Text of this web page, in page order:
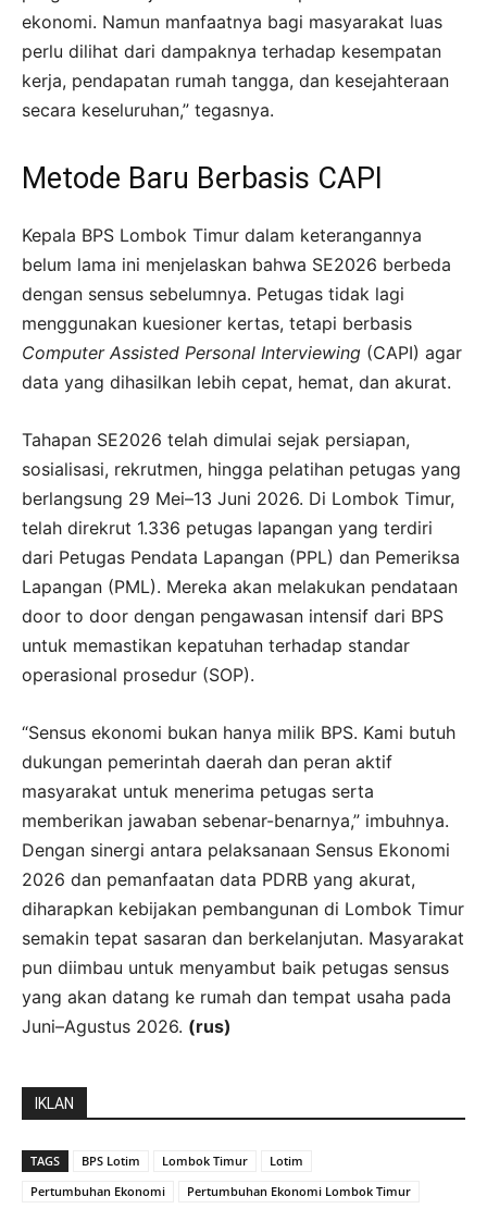
ekonomi. Namun manfaatnya bagi masyarakat luas
perlu dilihat dari dampaknya terhadap kesempatan
kerja, pendapatan rumah tangga, dan kesejahteraan
secara keseluruhan,” tegasnya.
Metode Baru Berbasis CAPI
Kepala BPS Lombok Timur dalam keterangannya
belum lama ini menjelaskan bahwa SE2026 berbeda
dengan sensus sebelumnya. Petugas tidak lagi
menggunakan kuesioner kertas, tetapi berbasis
Computer Assisted Personal Interviewing (CAPI) agar
data yang dihasilkan lebih cepat, hemat, dan akurat.
Tahapan SE2026 telah dimulai sejak persiapan,
sosialisasi, rekrutmen, hingga pelatihan petugas yang
berlangsung 29 Mei–13 Juni 2026. Di Lombok Timur,
telah direkrut 1.336 petugas lapangan yang terdiri
dari Petugas Pendata Lapangan (PPL) dan Pemeriksa
Lapangan (PML). Mereka akan melakukan pendataan
door to door dengan pengawasan intensif dari BPS
untuk memastikan kepatuhan terhadap standar
operasional prosedur (SOP).
“Sensus ekonomi bukan hanya milik BPS. Kami butuh
dukungan pemerintah daerah dan peran aktif
masyarakat untuk menerima petugas serta
memberikan jawaban sebenar-benarnya,” imbuhnya.
Dengan sinergi antara pelaksanaan Sensus Ekonomi
2026 dan pemanfaatan data PDRB yang akurat,
diharapkan kebijakan pembangunan di Lombok Timur
semakin tepat sasaran dan berkelanjutan. Masyarakat
pun diimbau untuk menyambut baik petugas sensus
yang akan datang ke rumah dan tempat usaha pada
Juni–Agustus 2026. (rus)
IKLAN
TAGS BPS Lotim Lombok Timur
Lotim
Pertumbuhan Ekonomi
Pertumbuhan Ekonomi Lombok Timur